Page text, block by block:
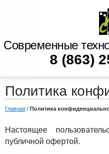
Современные
8 (863)
Политика
Главная / Политика
Настоящее
публичной офертой.